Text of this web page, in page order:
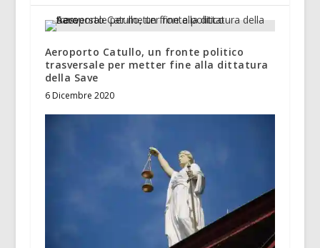
Aeroporto Catullo, un fronte politico
trasversale per metter fine alla dittatura
della Save
6 Dicembre 2020